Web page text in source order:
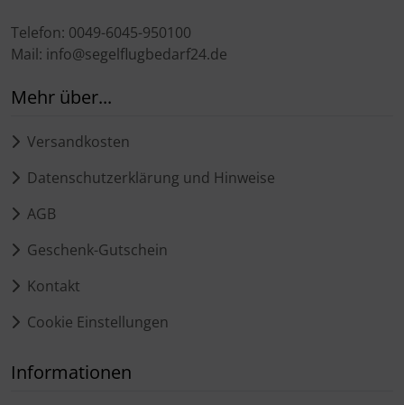
Telefon: 0049-6045-950100
Mail: info@segelflugbedarf24.de
Mehr über...
Versandkosten
Datenschutzerklärung und Hinweise
AGB
Geschenk-Gutschein
Kontakt
Cookie Einstellungen
Informationen